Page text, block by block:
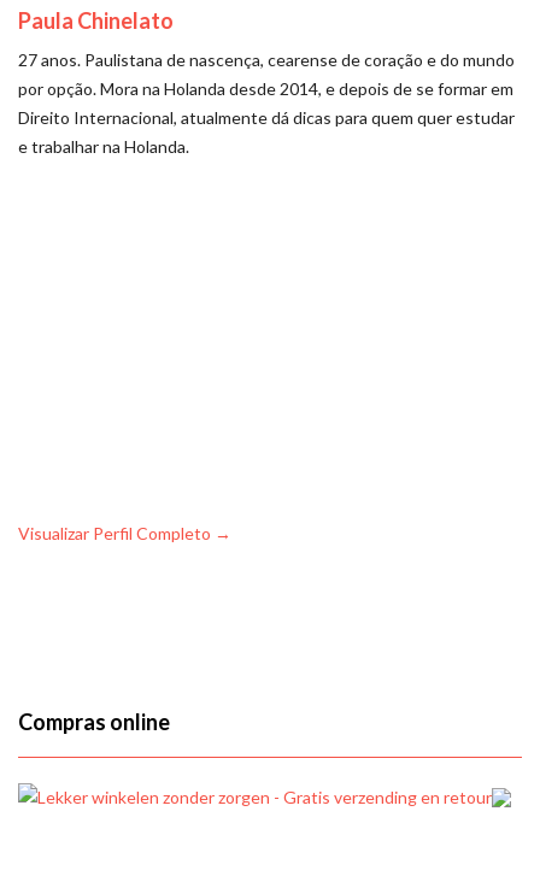
Paula Chinelato
27 anos. Paulistana de nascença, cearense de coração e do mundo
por opção. Mora na Holanda desde 2014, e depois de se formar em
Direito Internacional, atualmente dá dicas para quem quer estudar
e trabalhar na Holanda.
Visualizar Perfil Completo →
Compras online